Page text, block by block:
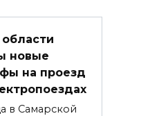
новые
на проезд
в Самарской